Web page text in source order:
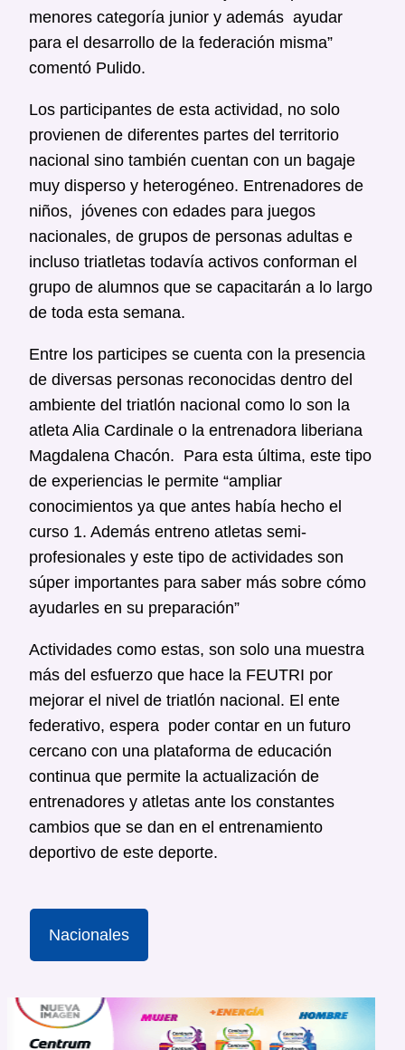
menores categoría junior y además ayudar
para el desarrollo de la federación misma”
comentó Pulido.
Los participantes de esta actividad, no solo
provienen de diferentes partes del territorio
nacional sino también cuentan con un bagaje
muy disperso y heterogéneo. Entrenadores de
niños, jóvenes con edades para juegos
nacionales, de grupos de personas adultas e
incluso triatletas todavía activos conforman el
grupo de alumnos que se capacitarán a lo largo
de toda esta semana.
Entre los participes se cuenta con la presencia
de diversas personas reconocidas dentro del
ambiente del triatlón nacional como lo son la
atleta Alia Cardinale o la entrenadora liberiana
Magdalena Chacón. Para esta última, este tipo
de experiencias le permite “ampliar
conocimientos ya que antes había hecho el
curso 1. Además entreno atletas semi-
profesionales y este tipo de actividades son
súper importantes para saber más sobre cómo
ayudarles en su preparación”
Actividades como estas, son solo una muestra
más del esfuerzo que hace la FEUTRI por
mejorar el nivel de triatlón nacional. El ente
federativo, espera poder contar en un futuro
cercano con una plataforma de educación
continua que permite la actualización de
entrenadores y atletas ante los constantes
cambios que se dan en el entrenamiento
deportivo de este deporte.
Nacionales